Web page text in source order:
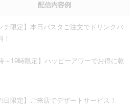
配信内容例
チ限定】本日パスタご注文でドリンクバ
！
～19時限定】ハッピーアワーでお得に乾
日限定】ご来店でデザートサービス！